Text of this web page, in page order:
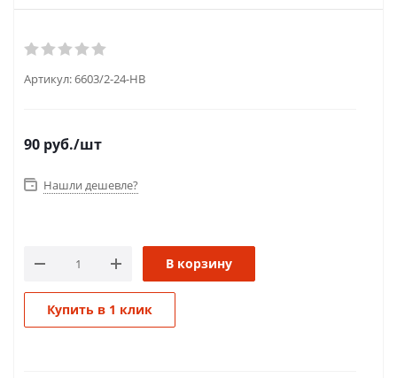
Артикул:6603/2-24-НВ
90 руб./шт
Нашли дешевле?
В корзину
Купить в 1 клик